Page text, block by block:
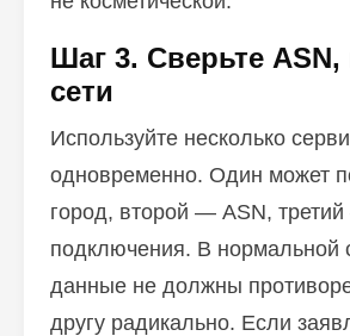
Шаг 3. Сверьте ASN,
сети
Используйте несколько
одновременно. Один может
город, второй — ASN,
подключения. В нормальной
данные не должны
другу радикально. Если